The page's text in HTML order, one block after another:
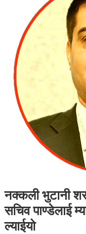
नक्कली भुटानी
सचिव पाण्डेलाई
ल्याईयो